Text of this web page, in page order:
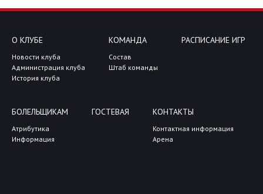
О КЛУБЕ
Новости клуба
Администрация клуба
История клуба
КОМАНДА
Состав
Штаб команды
РАСПИСАНИЕ ИГР
БОЛЕЛЬЩИКАМ
Атрибутика
Информация
ГОСТЕВАЯ КОНТАКТЫ
Контактная информация
Арена